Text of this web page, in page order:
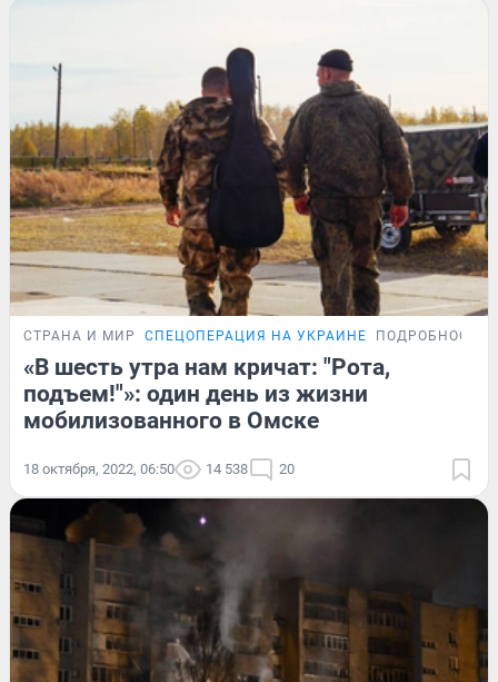
СТРАНА И МИР СПЕЦОПЕРАЦИЯ НА УКРАИНЕ ПОДРОБНОСТИ
«В шесть утра нам кричат: "Рота,
подъем!"»: один день из жизни
мобилизованного в Омске
18 октября, 2022, 06:50 14 538 20